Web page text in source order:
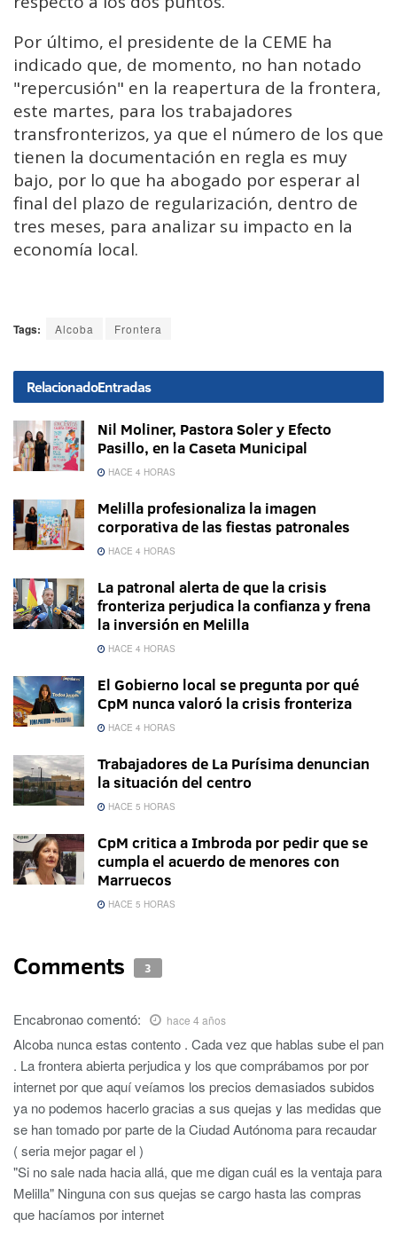
Por último, el presidente de la CEME ha
indicado que, de momento, no han notado
"repercusión" en la reapertura de la frontera,
este martes, para los trabajadores
transfronterizos, ya que el número de los que
tienen la documentación en regla es muy
bajo, por lo que ha abogado por esperar al
final del plazo de regularización, dentro de
tres meses, para analizar su impacto en la
economía local.
Tags: Alcoba Frontera
RelacionadoEntradas
Nil Moliner, Pastora Soler y Efecto
Pasillo, en la Caseta Municipal
HACE 4 HORAS
Melilla profesionaliza la imagen
corporativa de las fiestas patronales
HACE 4 HORAS
La patronal alerta de que la crisis
fronteriza perjudica la confianza y frena
la inversión en Melilla
HACE 4 HORAS
El Gobierno local se pregunta por qué
CpM nunca valoró la crisis fronteriza
HACE 4 HORAS
Trabajadores de La Purísima denuncian
la situación del centro
HACE 5 HORAS
CpM critica a Imbroda por pedir que se
cumpla el acuerdo de menores con
Marruecos
HACE 5 HORAS
Comments 3
Encabronaocomentó: hace 4 años
Alcoba nunca estas contento . Cada vez que hablas sube el pan
. La frontera abierta perjudica y los que comprábamos por por
internet por que aquí veíamos los precios demasiados subidos
ya no podemos hacerlo gracias a sus quejas y las medidas que
se han tomado por parte de la Ciudad Autónoma para recaudar
( seria mejor pagar el )
"Si no sale nada hacia allá, que me digan cuál es la ventaja para
Melilla" Ninguna con sus quejas se cargo hasta las compras
que hacíamos por internet